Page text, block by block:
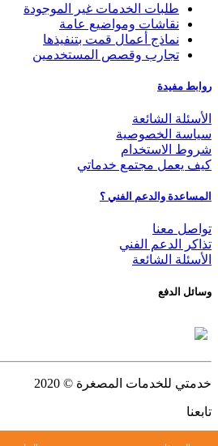
طلبات الخدمات غير الموجودة
نقاشات ومواضيع عامة
نماذج أعمال قمت بتنفيذها
تجارب وقصص المستخدمين
روابط مفيدة
الأسئلة الشائعة
سياسة الخصوصية
شروط الاستخدام
كيف يعمل مجتمع خدماتي
المساعدة والدعم الفني ؟
تواصل معنا
تذاكر الدعم الفني
الأسئلة الشائعة
وسائل الدفع
خدمتي للخدمات المصغرة © 2020
تابعنا